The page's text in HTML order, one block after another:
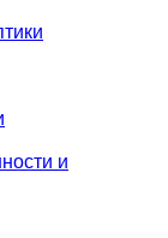
и